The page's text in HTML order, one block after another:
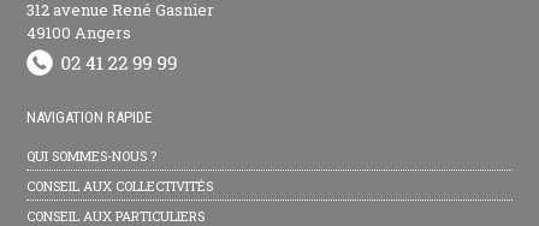
312 avenue René Gasnier
49100 Angers
NAVIGATION RAPIDE
QUI SOMMES-NOUS ?
CONSEIL AUX COLLECTIVITÉS
CONSEIL AUX PARTICULIERS